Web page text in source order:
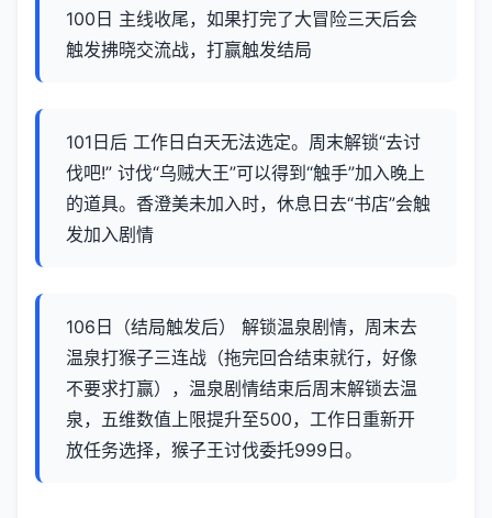
100日 主线收尾，如果打完了大冒险三天后会
触发拂晓交流战，打赢触发结局
101日后 工作日白天无法选定。周末解锁“去讨
伐吧!” 讨伐“乌贼大王”可以得到“触手”加入晚上
的道具。香澄美未加入时，休息日去“书店”会触
发加入剧情
106日（结局触发后） 解锁温泉剧情，周末去
温泉打猴子三连战（拖完回合结束就行，好像
不要求打赢），温泉剧情结束后周末解锁去温
泉，五维数值上限提升至500，工作日重新开
放任务选择，猴子王讨伐委托999日。